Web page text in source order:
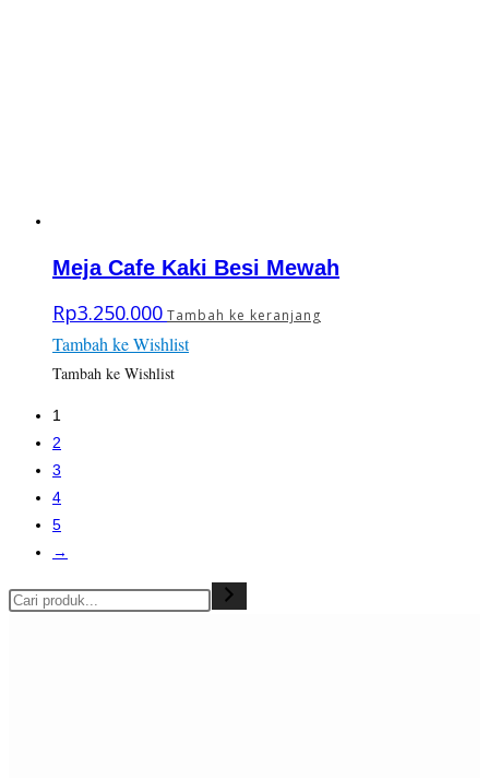
Meja Cafe Kaki Besi Mewah
Rp3.250.000 Tambah ke keranjang
Tambah ke Wishlist
Tambah ke Wishlist
1
2
3
4
5
→